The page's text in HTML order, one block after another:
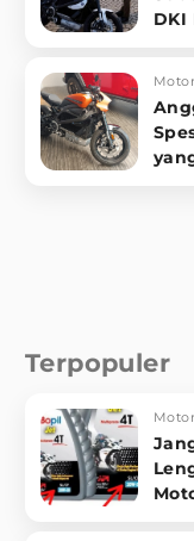
DKI
Terpopuler